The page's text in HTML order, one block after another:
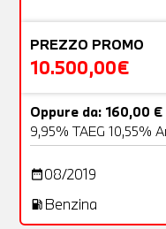
PREZZO PROMO
10.500,00€
Oppure da: 160,00 €
9,95% TAEG 10,55%
date_range08/2019
local_gas_station Benzina